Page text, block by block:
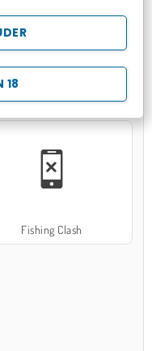
18
Potion Sort
Fishing Clash